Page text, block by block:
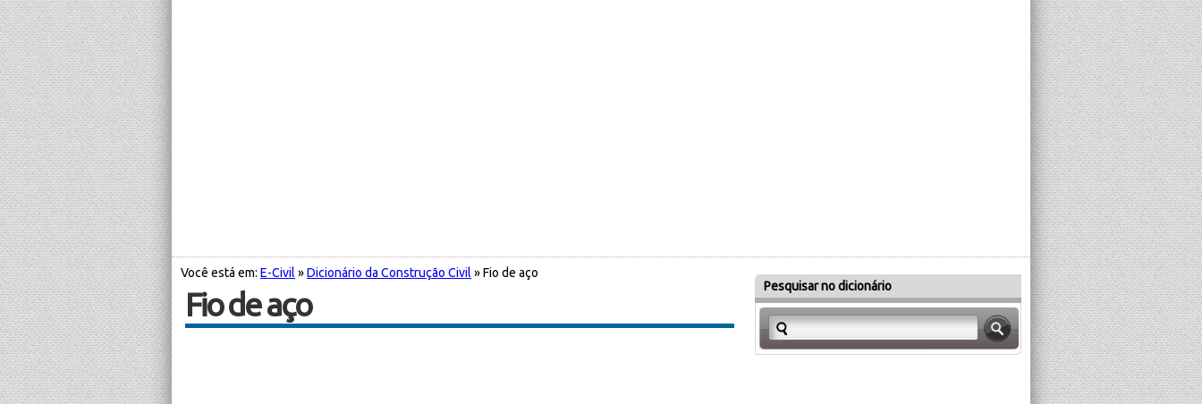
Você está em: E-Civil »Dicionário da Construção Civil » Fio de aço
Fio de aço Pesquisar no dicionário